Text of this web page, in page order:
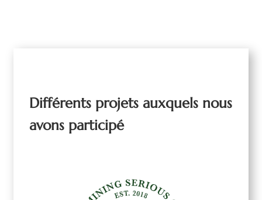
Différents projets auxquels nous
avons participé